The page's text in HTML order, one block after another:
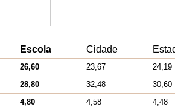
Escola
Cidade
26,60 23,67 24,19
28,80 32,48 30,60
4,80 4,58 4,48